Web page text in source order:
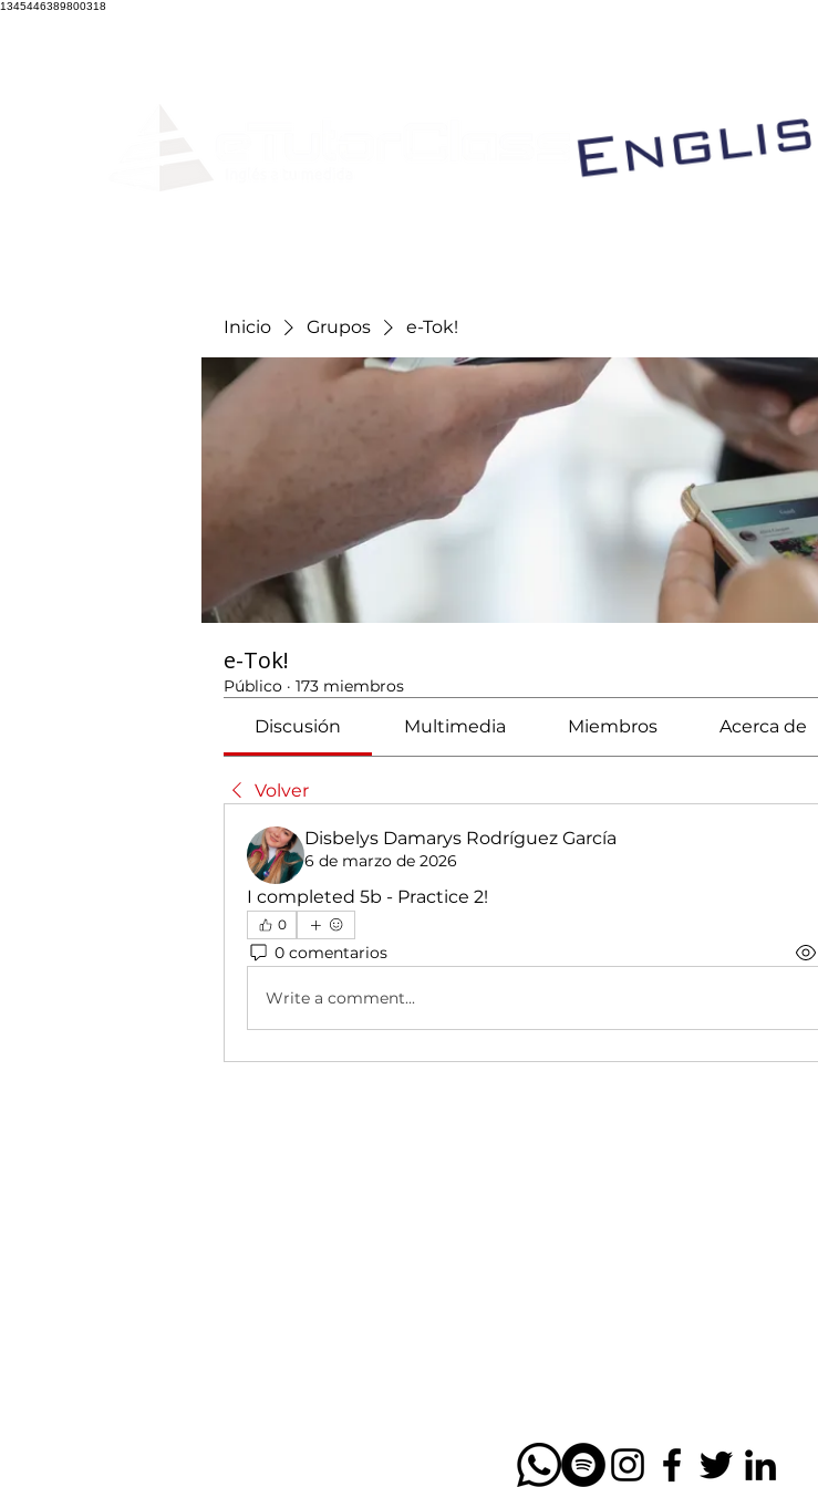
1345446389800318
Inicio Grupos e-Tok!
e-Tok!
Público · 173 miembros
Discusión Multimedia Miembros Acerca de
Volver
Disbelys Damarys Rodríguez García
6 de marzo de 2026
I completed 5b - Practice 2!
0
0 comentarios
Write a comment...